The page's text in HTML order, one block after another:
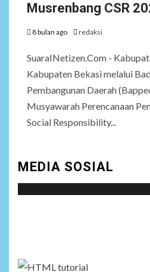
Musrenbang CSR
8 bulan ago redaksi
SuaraINetizen.Com -
Kabupaten Bekasi melalui
Pembangunan Daerah
Musyawarah Perencanaan
Social Responsibility...
MEDIA SOSIAL